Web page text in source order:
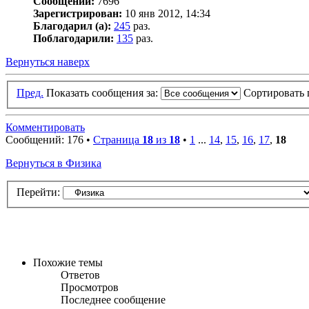
Зарегистрирован: 10 янв 2012, 14:34
Благодарил (а): 245 раз.
Поблагодарили: 135 раз.
Вернуться наверх
Пред. Показать сообщения за: Сортировать
Комментировать
Сообщений: 176 • Страница 18 из 18 • 1 ... 14, 15, 16, 17, 18
Вернуться в Физика
Перейти:
Похожие темы
Ответов
Просмотров
Последнее сообщение